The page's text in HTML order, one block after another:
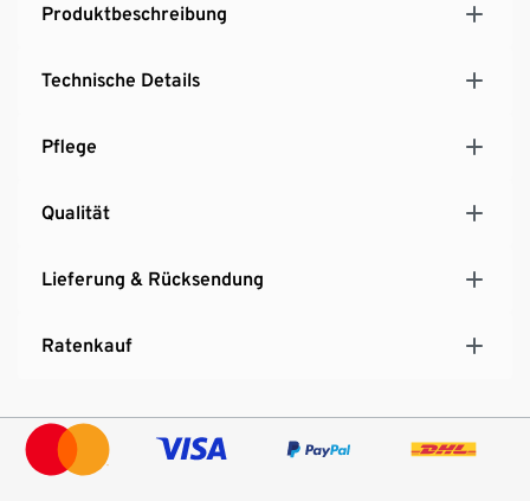
Produktbeschreibung
Technische Details
Pflege
Qualität
Lieferung & Rücksendung
Ratenkauf